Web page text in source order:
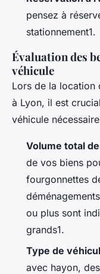
pensez à
stationnement1.
Évaluation des
véhicule
Lors de la location
à Lyon, il est
véhicule
Volume total
de vos biens
fourgonnettes
ou plus sont
grands1.
Type de
avec hayon,